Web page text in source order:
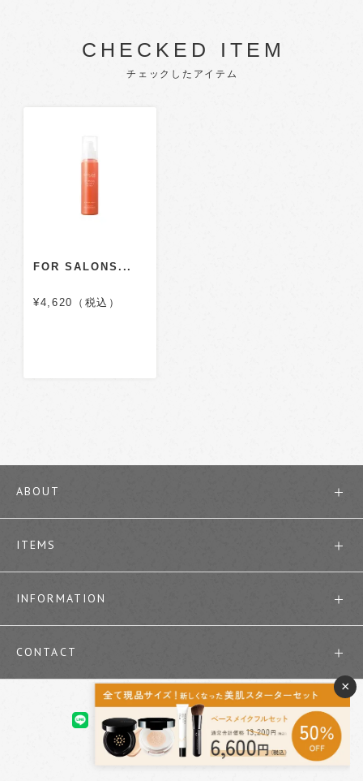
CHECKED ITEM
チェックしたアイテム
FOR SALONS...
¥4,620（税込）
ABOUT
ITEMS
INFORMATION
CONTACT
×
Copyright ©cefine All Rights Reserved.